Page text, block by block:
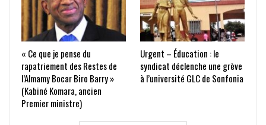
« Ce que je pense du
rapatriement des Restes de
l’Almamy Bocar Biro Barry »
(Kabiné Komara, ancien
Premier ministre)
Urgent – Éducation : le
syndicat déclenche une grève
à l’université GLC de Sonfonia